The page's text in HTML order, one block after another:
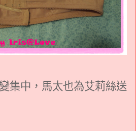
集中，馬太也為艾莉絲送